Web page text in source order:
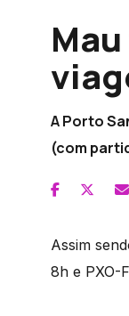
A Porto
(com
Assim
8h e PXO-